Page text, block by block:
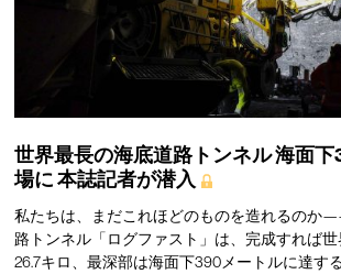
世界最長の海底道路トンネル海面下
場に本誌記者が潜入
私たちは、まだこれほどのものを造れるのか
路トンネル「ログファスト」は、完成すれば
26.7キロ、最深部は海面下390メートルに達す